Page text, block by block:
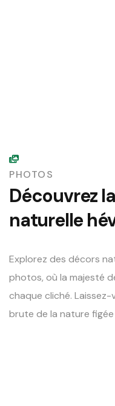
PHOTOS
Découvrez
naturelle
Explorez des décors
photos, où la majesté
chaque cliché.
brute de la nature